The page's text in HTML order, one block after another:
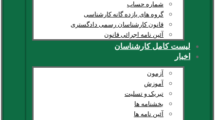
شماره حساب
گروه های یازده گانه کارشناسی
قانون کارشناسان رسمی دادگستری
آئین نامه اجرائی قانون
لیست کامل کارشناسان
اخبار
آزمون
آموزش
تبریک و تسلیت
بخشنامه ها
آئین نامه ها